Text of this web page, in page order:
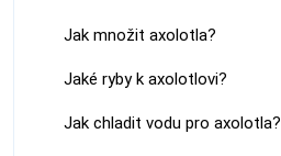
Jak množit axolotla?
Jaké ryby k axolotlovi?
Jak chladit vodu pro axolotla?